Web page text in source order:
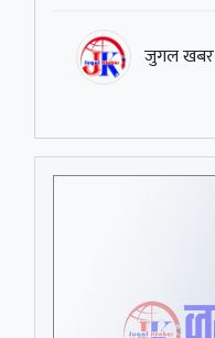
जुगल खबर